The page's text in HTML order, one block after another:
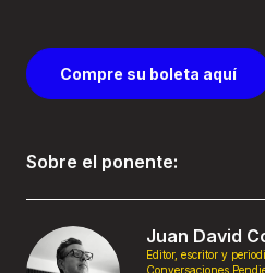
Compre su boleta aquí
Sobre el ponente:
Juan David
Editor, escritor y
Conversaciones